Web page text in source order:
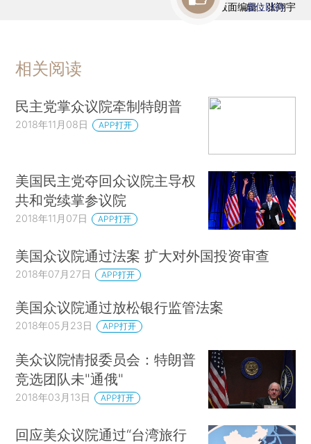
版面编辑：张翔宇
虚位以待
相关阅读
民主党掌众议院牵制特朗普
2018年11月08日 APP打开
美国民主党夺回众议院主导权
共和党续掌参议院
2018年11月07日 APP打开
美国众议院通过法案 扩大对外国投资审查
2018年07月27日 APP打开
美国众议院通过放松银行监管法案
2018年05月23日 APP打开
美众议院情报委员会：特朗普
竞选团队未"通俄"
2018年03月13日 APP打开
回应美众议院通过“台湾旅行